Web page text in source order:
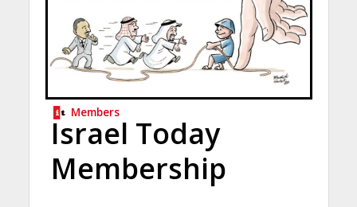
Members
Israel Today
Membership